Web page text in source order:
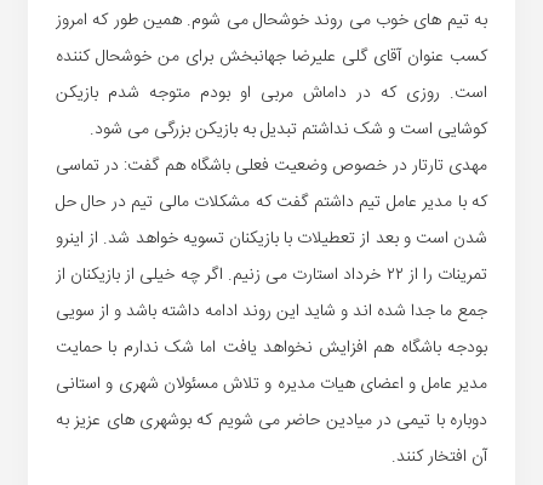
به تیم های خوب می روند خوشحال می شوم. همین طور که امروز
کسب عنوان آقای گلی علیرضا جهانبخش برای من خوشحال کننده
است. روزی که در داماش مربی او بودم متوجه شدم بازیکن
کوشایی است و شک نداشتم تبدیل به بازیکن بزرگی می شود.
مهدی تارتار در خصوص وضعیت فعلی باشگاه هم گفت: در تماسی
که با مدیر عامل تیم داشتم گفت که مشکلات مالی تیم در حال حل
شدن است و بعد از تعطیلات با بازیکنان تسویه خواهد شد. از اینرو
تمرینات را از ۲۲ خرداد استارت می زنیم. اگر چه خیلی از بازیکنان از
جمع ما جدا شده اند و شاید این روند ادامه داشته باشد و از سویی
بودجه باشگاه هم افزایش نخواهد یافت اما شک ندارم با حمایت
مدیر عامل و اعضای هیات مدیره و تلاش مسئولان شهری و استانی
دوباره با تیمی در میادین حاضر می شویم که بوشهری های عزیز به
آن افتخار کنند.